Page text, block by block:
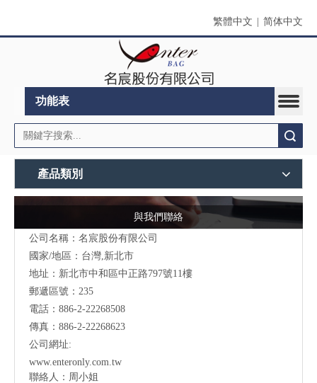
繁體中文 简体中文
功能表
產品類別
與我們聯絡
公司名稱：名宸股份有限公司
國家/地區：台灣,新北市
地址：新北市中和區中正路797號11樓
郵遞區號：235
電話：886-2-22268508
傳真：886-2-22268623
公司網址:
www.enteronly.com.tw
聯絡人：周小姐